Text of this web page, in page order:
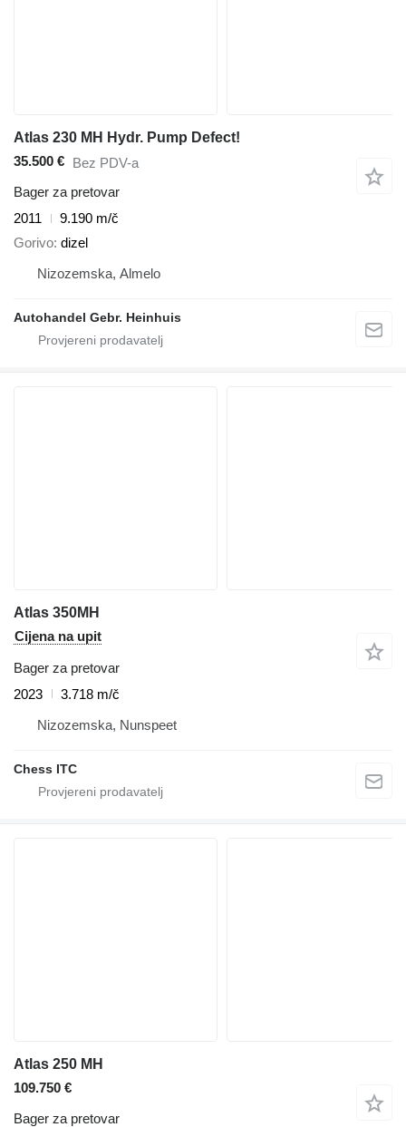
Atlas 230 MH Hydr. Pump Defect!
35.500 € Bez PDV-a
Bager za pretovar
2011
9.190 m/č
Gorivo dizel
Nizozemska, Almelo
Autohandel Gebr. Heinhuis
Atlas 350MH
Cijena na upit
Bager za pretovar
2023
3.718 m/č
Nizozemska, Nunspeet
Chess ITC
Atlas 250 MH
109.750 €
Bager za pretovar